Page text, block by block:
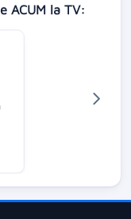
ACUM la TV: